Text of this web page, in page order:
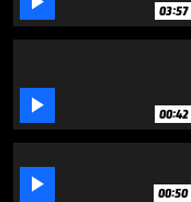
03:57
 00:42
 00:50